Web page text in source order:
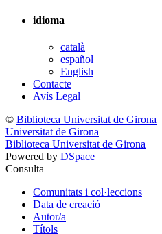
idioma
català
español
English
Contacte
Avís Legal
© Biblioteca Universitat de Girona
Universitat de Girona
Biblioteca Universitat de Girona
Powered by DSpace
Consulta
Comunitats i col·leccions
Data de creació
Autor/a
Títols